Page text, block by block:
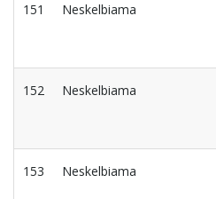
151 Neskelbiama
152 Neskelbiama
153 Neskelbiama